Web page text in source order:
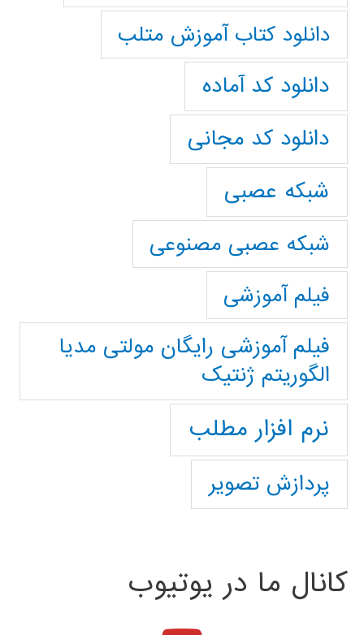
دانلود کتاب آموزش متلب
دانلود کد آماده
دانلود کد مجانی
شبکه عصبی
شبکه عصبی مصنوعی
فیلم آموزشی
فیلم آموزشی رایگان مولتی مدیا
الگوریتم ژنتیک
نرم افزار مطلب
پردازش تصویر
کانال ما در یوتیوب